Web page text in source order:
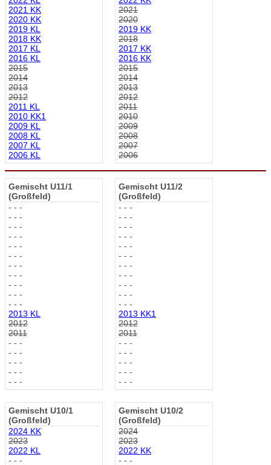
2021 KK
2020 KK
2019 KL
2018 KK
2017 KL
2016 KL
2015
2014
2013
2012
2011 KL
2010 KK1
2009 KL
2008 KL
2007 KL
2006 KL
2021
2020
2019 KK
2018
2017 KK
2016 KK
2015
2014
2013
2012
2011
2010
2009
2008
2007
2006
Gemischt U11/1
(Großfeld)
- - -
- - -
- - -
- - -
- - -
- - -
- - -
- - -
- - -
- - -
- - -
2013 KL
2012
2011
- - -
- - -
- - -
- - -
- - -
Gemischt U11/2
(Großfeld)
- - -
- - -
- - -
- - -
- - -
- - -
- - -
- - -
- - -
- - -
- - -
2013 KK1
2012
2011
- - -
- - -
- - -
- - -
- - -
Gemischt U10/1
(Großfeld)
2024 KK
2023
2022 KL
- - -
Gemischt U10/2
(Großfeld)
2024
2023
2022 KK
- - -